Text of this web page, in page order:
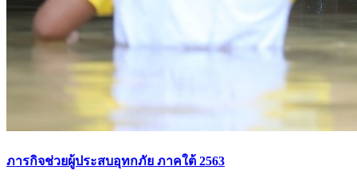
ภารกิจช่วยผู้ประสบอุทกภัย ภาคใต้ 2563